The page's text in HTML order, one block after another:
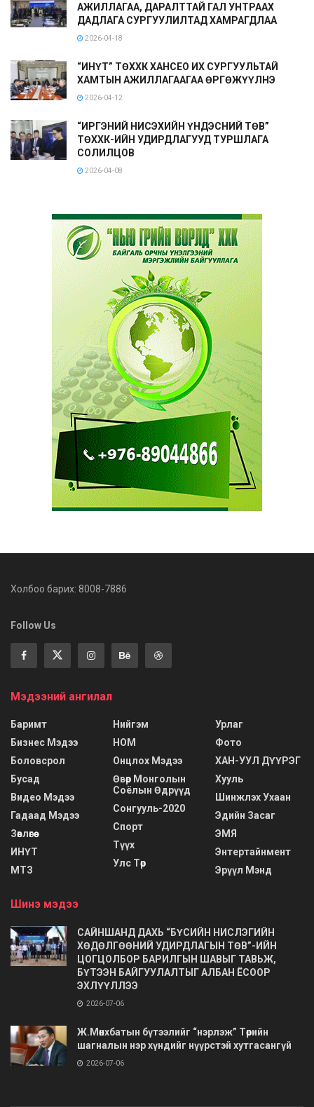
АЖИЛЛАГАА, ДАРАЛТТАЙ ГАЛ УНТРААХ
ДАДЛАГА СУРГУУЛИЛТАД ХАМРАГДЛАА
2026-04-18
“ИНҮТ” ТӨХХК ХАНСЕО ИХ СУРГУУЛЬТАЙ
ХАМТЫН АЖИЛЛАГААГАА ӨРГӨЖҮҮЛНЭ
2026-04-12
“ИРГЭНИЙ НИСЭХИЙН ҮНДЭСНИЙ ТӨВ”
ТӨХХК-ИЙН УДИРДЛАГУУД ТУРШЛАГА
СОЛИЛЦОВ
2026-04-08
Холбоо барих: 8008-7886
Follow Us
Мэдээний ангилал
Баримт
Бизнес Мэдээ
Боловсрол
Бусад
Видео Мэдээ
Гадаад Мэдээ
Зөвлөгөө
ИНҮТ
МТЗ
Нийгэм
НОМ
Онцлох Мэдээ
Өвөр Монголын
Соёлын Өдрүүд
Сонгууль-2020
Спорт
Түүх
Улс Төр
Урлаг
Фото
ХАН-УУЛ ДҮҮРЭГ
Хууль
Шинжлэх Ухаан
Эдийн Засаг
ЭМЯ
Энтертайнмент
Эрүүл Мэнд
Шинэ мэдээ
САЙНШАНД ДАХЬ “БҮСИЙН НИСЛЭГИЙН
ХӨДӨЛГӨӨНИЙ УДИРДЛАГЫН ТӨВ”-ИЙН
ЦОГЦОЛБОР БАРИЛГЫН ШАВЫГ ТАВЬЖ,
БҮТЭЭН БАЙГУУЛАЛТЫГ АЛБАН ЁСООР
ЭХЛҮҮЛЛЭЭ
2026-07-06
Ж.Мөнхбатын бүтээлийг “нэрлэж” Төрийн
шагналын нэр хүндийг нүүрстэй хутгасангүй
2026-07-06